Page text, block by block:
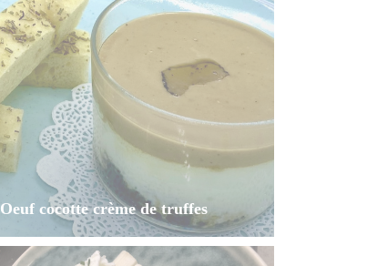
Oeuf cocotte crème de truffes